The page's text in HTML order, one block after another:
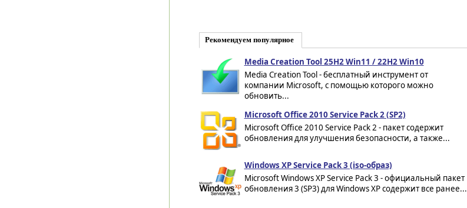
Рекомендуем популярное
Media Creation Tool 25H2 Win11 / 22H2 Win10
Media Creation Tool - бесплатный инструмент от
компании Microsoft, с помощью которого можно
обновить...
Microsoft Office 2010 Service Pack 2 (SP2)
Microsoft Office 2010 Service Pack 2 - пакет содержит
обновления для улучшения безопасности, а также...
Windows XP Service Pack 3 (iso-образ)
Microsoft Windows XP Service Pack 3 - официальный пакет
обновления 3 (SP3) для Windows XP содержит все ранее...